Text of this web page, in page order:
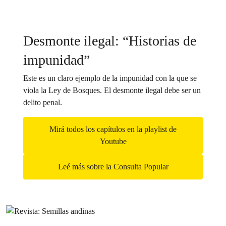
Desmonte ilegal: “Historias de
impunidad”
Este es un claro ejemplo de la impunidad con la que se
viola la Ley de Bosques. El desmonte ilegal debe ser un
delito penal.
Mirá todos los capítulos en la playlist de
Youtube
Leé más sobre la Consulta Popular